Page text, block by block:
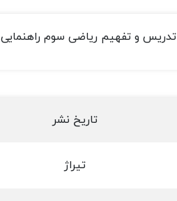
تدریس و تفهیم ریاضی سوم راهنمایی
تاریخ نشر
تیراژ